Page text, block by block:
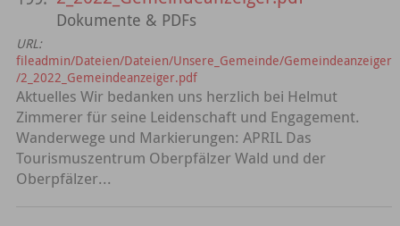
Dokumente & PDFs
URL:
fileadmin/Dateien/Dateien/Unsere_Gemeinde/Gemeindeanzeiger
/2_2022_Gemeindeanzeiger.pdf
Aktuelles Wir bedanken uns herzlich bei Helmut
Zimmerer für seine Leidenschaft und Engagement.
Wanderwege und Markierungen: APRIL Das
Tourismuszentrum Oberpfälzer Wald und der
Oberpfälzer...